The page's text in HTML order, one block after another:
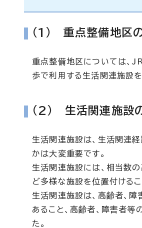
(1) 重点整備地区
重点整備地区については、
歩で利用する生活関連施設
(2) 生活関連施設
生活関連施設は、生活関連
かは大変重要です。
生活関連施設には、相当数
ど多様な施設を位置付ける
生活関連施設は、高齢者、
あること、高齢者、障害者
た。